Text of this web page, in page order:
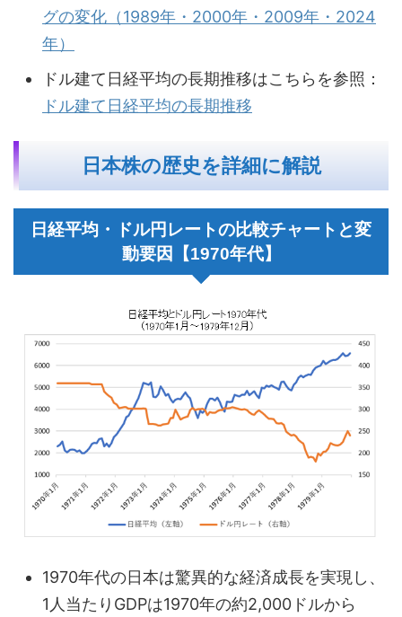
グの変化（1989年・2000年・2009年・2024
年）
ドル建て日経平均の長期推移はこちらを参照：
ドル建て日経平均の長期推移
日本株の歴史を詳細に解説
日経平均・ドル円レートの比較チャートと変
動要因【1970年代】
1970年代の日本は驚異的な経済成長を実現し、
1人当たりGDPは1970年の約2,000ドルから